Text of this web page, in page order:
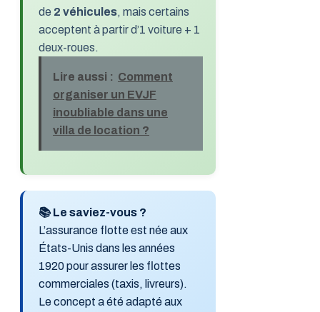
de 2 véhicules, mais certains
acceptent à partir d’1 voiture + 1
deux-roues.
Lire aussi : Comment
organiser un EVJF
inoubliable dans une
villa de location ?
📚 Le saviez-vous ?
L’assurance flotte est née aux
États-Unis dans les années
1920 pour assurer les flottes
commerciales (taxis, livreurs).
Le concept a été adapté aux